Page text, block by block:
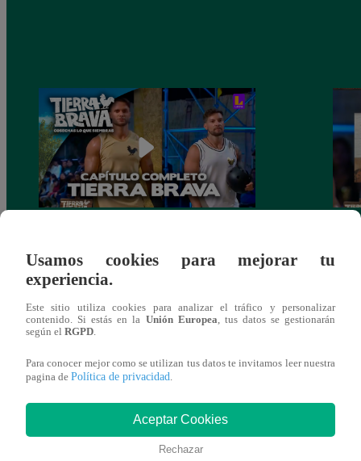
136 | Domingo 21 de marzo
de
También te puede
interesar
Usamos cookies para mejorar tu
experiencia.
Este sitio utiliza cookies para analizar el tráfico y personalizar
contenido. Si estás en la Unión Europea , tus datos se gestionarán
según el RGPD
Para conocer mejor como se utilizan tus datos te invitamos leer nuestra
pagina de Política de privacidad
Aceptar Cookies
Rechazar